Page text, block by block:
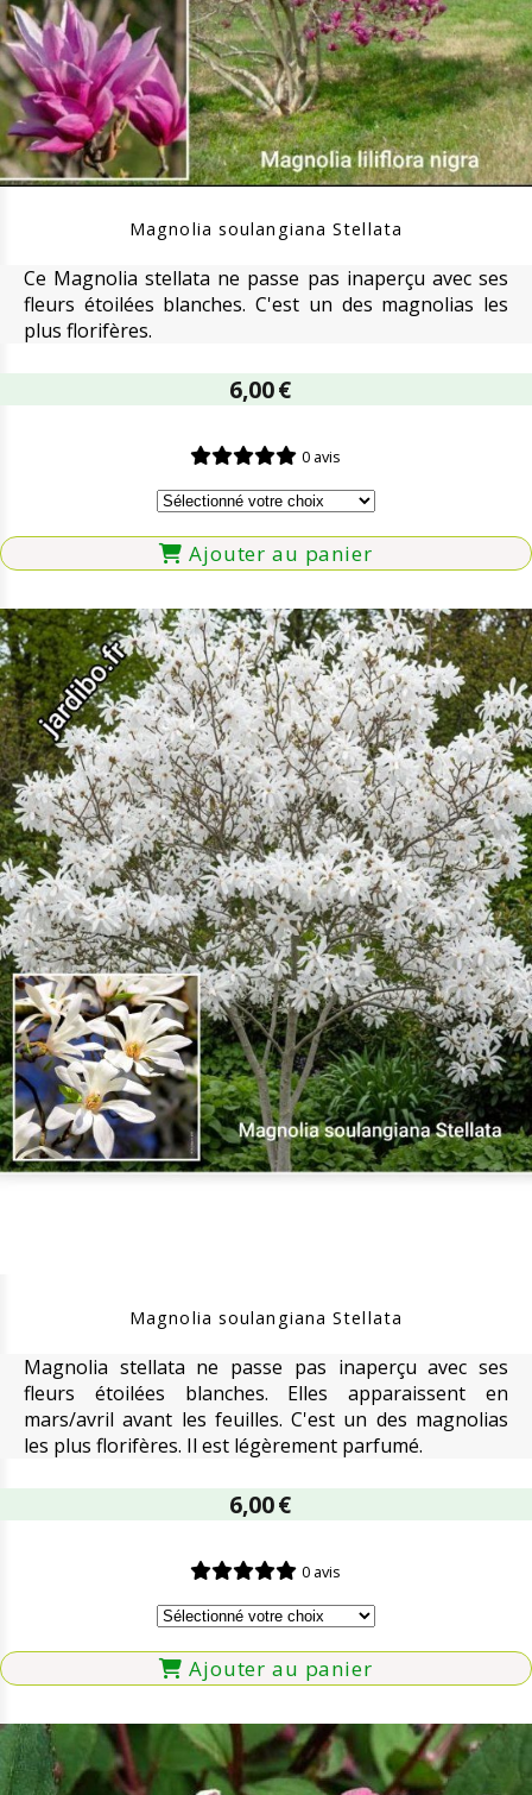
Magnolia soulangiana Stellata
Ce Magnolia stellata ne passe pas inaperçu avec ses
fleurs étoilées blanches. C'est un des magnolias les
plus florifères.
6,00€
0 avis
Ajouter au panier
Magnolia soulangiana Stellata
Magnolia stellata ne passe pas inaperçu avec ses
fleurs étoilées blanches. Elles apparaissent en
mars/avril avant les feuilles. C'est un des magnolias
les plus florifères. Il est légèrement parfumé.
6,00€
0 avis
Ajouter au panier